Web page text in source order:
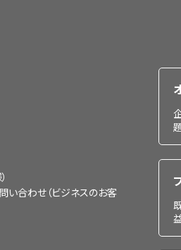
い合わせ（ビジネスのお客